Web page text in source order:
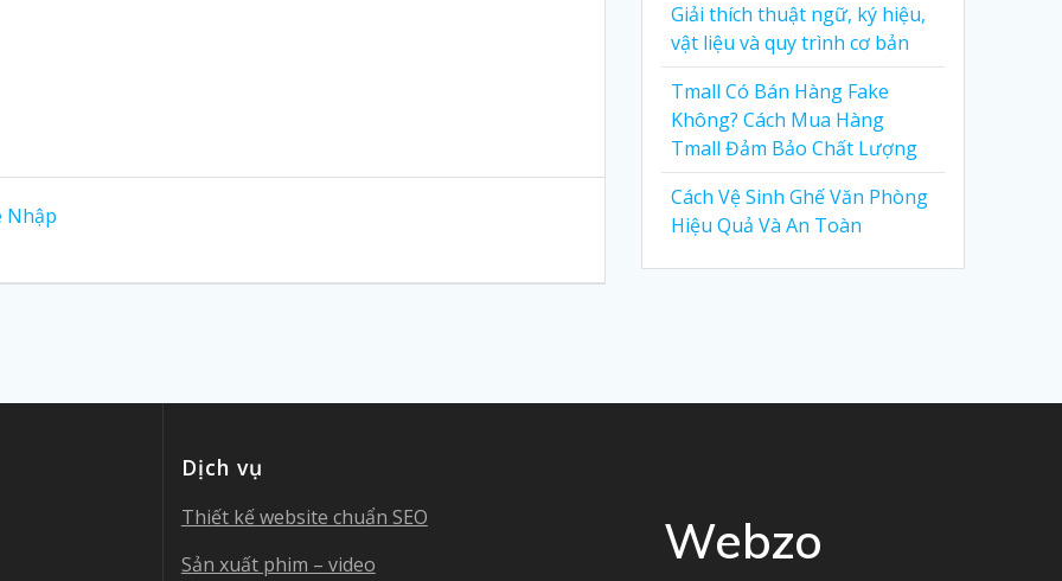
Nhập
Giải thích thuật ngữ, ký hiệu,
vật liệu và quy trình cơ bản
Tmall Có Bán Hàng Fake
Không? Cách Mua Hàng
Tmall Đảm Bảo Chất Lượng
Cách Vệ Sinh Ghế Văn Phòng
Hiệu Quả Và An Toàn
Dịch vụ
Thiết kế website chuẩn SEO
Sản xuất phim – video
Webzo